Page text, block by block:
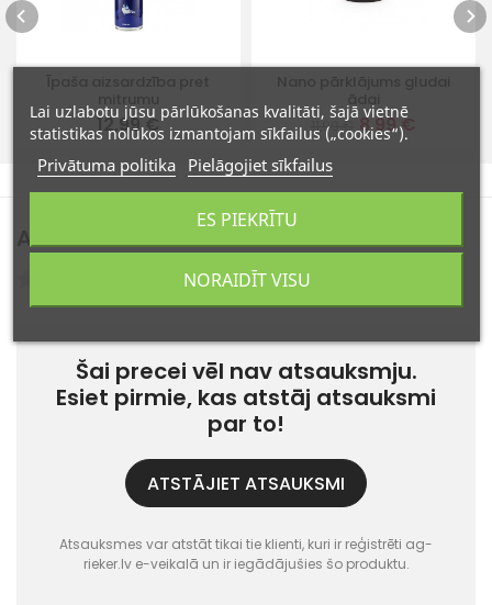
12,99 € 11,99 € 8,99 €
Atsauksmes
Atsauksmes: 0
Šai precei vēl nav atsauksmju.
Esiet pirmie, kas atstāj atsauksmi
par to!
ATSTĀJIET ATSAUKSMI
Atsauksmes var atstāt tikai tie klienti, kuri ir reģistrēti ag-
rieker.lv e-veikalā un ir iegādājušies šo produktu.
Lai uzlabotu jūsu pārlūkošanas kvalitāti, šajā vietnē
statistikas nolūkos izmantojam sīkfailus („cookies“).
Privātuma politika Pielāgojiet sīkfailus
NORAIDĪT VISU
ES PIEKRĪTU